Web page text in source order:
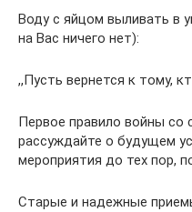
Воду с яйцом выливать в
на Вас ничего нет):
,,Пусть вернется к тому,
Первое правило войны со
рассуждайте о будущем
мероприятия до тех пор,
Старые и надежные